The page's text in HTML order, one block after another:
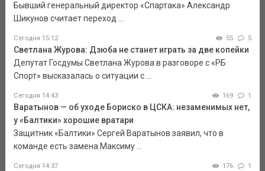
Бывший генеральный директор «Спартака» Александр
Шикунов считает переход ...
Сегодня 15:12 55 5
Светлана Журова: Дзюба не станет играть за две копейки
Депутат Госдумы Светлана Журова в разговоре с «РБ
Спорт» высказалась о ситуации с ...
Сегодня 14:43 169 1
Варатынов — об уходе Бориско в ЦСКА: незаменимых нет,
у «Балтики» хорошие вратари
Защитник «Балтики» Сергей Варатынов заявил, что в
команде есть замена Максиму ...
Сегодня 14:37 176 1